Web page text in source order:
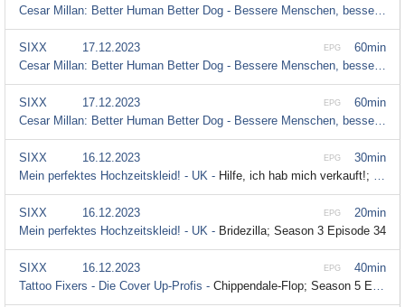
Cesar Millan: Better Human Better Dog - Bessere Menschen, bessere Hunde -
60min
EPG
SIXX
17.12.2023
Cesar Millan: Better Human Better Dog - Bessere Menschen, bessere Hunde -
60min
EPG
SIXX
17.12.2023
Cesar Millan: Better Human Better Dog - Bessere Menschen, bessere Hunde -
30min
EPG
SIXX
16.12.2023
Mein perfektes Hochzeitskleid! - UK - Hilfe, ich hab mich verkauft!; Season 3 Episode 35
20min
EPG
SIXX
16.12.2023
Mein perfektes Hochzeitskleid! - UK - Bridezilla; Season 3 Episode 34
40min
EPG
SIXX
16.12.2023
Tattoo Fixers - Die Cover Up-Profis - Chippendale-Flop; Season 5 Episode 10